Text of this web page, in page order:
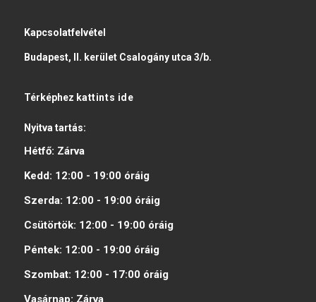
Kapcsolatfelvétel
Budapest, II. kerület Csalogány utca 3/b.
Térképhez kattints ide
Nyitva tartás:
Hétfő: Zárva
Kedd: 12:00 - 19:00 óráig
Szerda: 12:00 - 19:00 óráig
Csütörtök: 12:00 - 19:00 óráig
Péntek: 12:00 - 19:00 óráig
Szombat: 12:00 - 17:00 óráig